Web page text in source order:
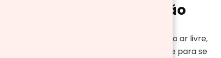
4. Um pouco de diversão
O piquenique não é apenas uma refeição ao ar livre,
mas também uma excelente oportunidade para se